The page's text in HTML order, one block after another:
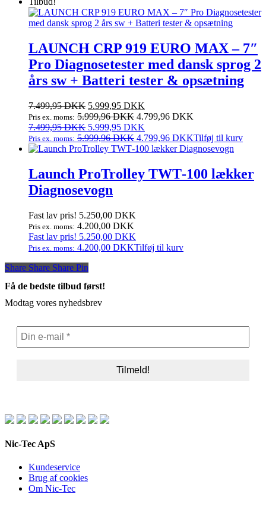
var:
999,95 DKK.
er:
499,95 DKK.
LAUNCH CRP 919 EURO MAX – 7″
Pro Diagnosetester med dansk sprog 2
års sw + Batteri tester & opsætning
7.499,95DKK Den
oprindelige
pris
var:
7.499,95 DKK.
5.999,95 DKK
aktuelle
er:
5.999,95 DKK.
Pris ex. moms: 5.999,96DKK 4.799,96 DKK
7.499,95DKK Den
oprindelige
pris
7.499,95 DKK.
5.999,95 DKK
aktuelle
pris
5.999,95 DKK.
Pris ex. moms: 5.999,96DKK 4.799,96 DKKTilføj til kurv
Launch ProTrolley TWT‑100 lækker
Diagnosevogn
Fast lav pris! 5.250,00 DKK
Pris ex. moms: 4.200,00 DKK
Fast lav pris! 5.250,00 DKK
Pris ex. moms: 4.200,00 DKKTilføj til kurv
Share
Share Share Share Pin
Få de bedste tilbud først!
Modtag vores nyhedsbrev
Nic-Tec ApS
Kundeservice
Brug af cookies
Om Nic-Tec